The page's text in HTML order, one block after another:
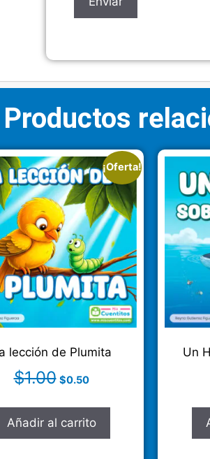
Productos
¡Oferta!
lección de Plumita
$1.00 $0.50
Añadir al carrito
Un